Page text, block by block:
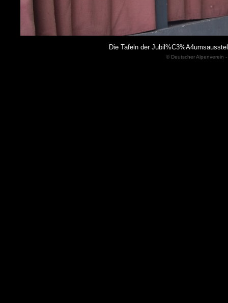
Die Tafeln der
© Deutscher Alpenverein